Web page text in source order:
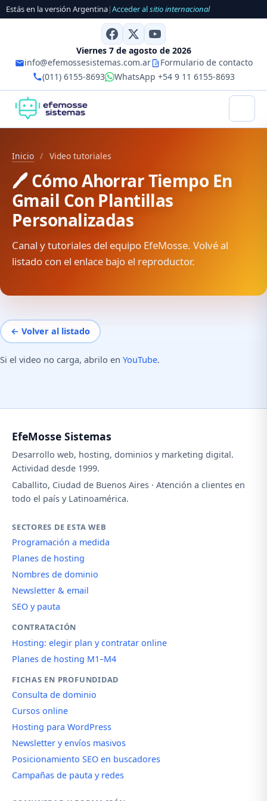
Estás en la versión Argentina|Acceder alsitio internacional
Viernes 7 de agosto de 2026
info@efemossesistemas.com.ar
Formulario de contacto
(011) 6155-8693
WhatsApp +54 9 11 6155-8693
Inicio / Video tutoriales
🖊️ Cómo Ahorrar Tiempo En
Gmail Con Plantillas
Personalizadas
Canal y tutoriales del equipo EfeMosse. Volvé al
listado con el enlace bajo el reproductor.
← Volver al listado
Si el video no carga, abrilo en YouTube.
EfeMosse Sistemas
Desarrollo web, hosting, dominios y marketing digital.
Actividad desde 1999.
Caballito, Ciudad de Buenos Aires · Atención a clientes en
todo el país y Latinoamérica.
SECTORES DE ESTA WEB
Programación a medida
Planes de hosting
Nombres de dominio
Newsletter & email
SEO y pauta
CONTRATACIÓN
Hosting: elegir plan y contratar online
Planes de hosting M1–M4
FICHAS EN PROFUNDIDAD
Consulta de dominio
Cursos online
Hosting para WordPress
Newsletter y envíos masivos
Posicionamiento SEO en buscadores
Campañas de pauta y redes